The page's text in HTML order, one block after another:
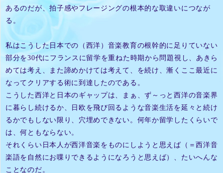
あるのだが、拍子感やフレージングの根本的な取違いにつなが
る。
私はこうした日本での（西洋）音楽教育の根幹的に足りていない
部分を30代にフランスに留学を重ねた時期から問題視し、あきら
めては考え、また諦めかけては考えて、を続け、漸くここ最近に
なってクリアする術に到達したのである。
こうした西洋と日本のギャップは、まぁ、ず～っと西洋の音楽界
に暮らし続けるか、日欧を飛び回るような音楽生活を延々と続け
るかでもしない限り、穴埋めできない。何年か留学したくらいで
は、何ともならない。
それくらい日本人が西洋音楽をものにしようと思えば（＝西洋音
楽語を自然にお喋りできるようになろうと思えば）、たいへんな
ことなのだ。